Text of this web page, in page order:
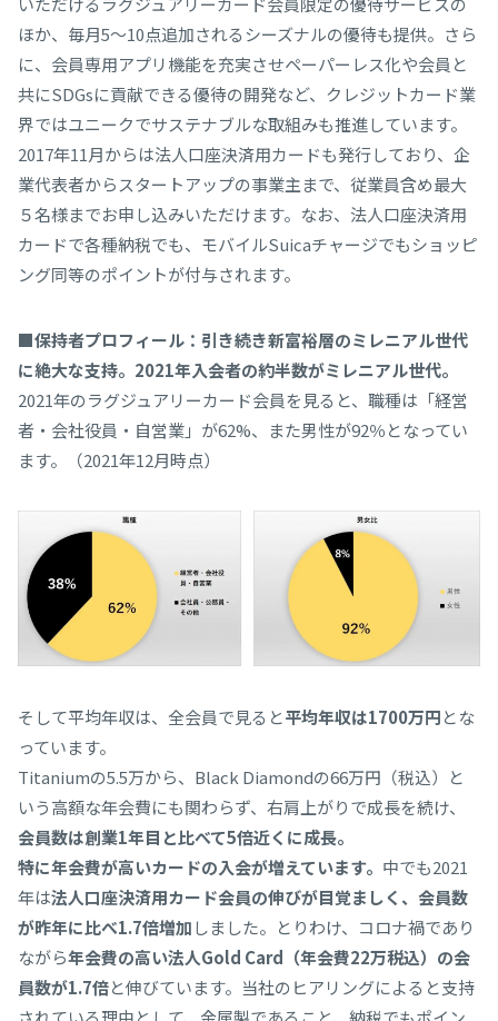
ほか、毎月5～10点追加されるシーズナルの優待も提供。さら
に、会員専用アプリ機能を充実させペーパーレス化や会員と
共にSDGsに貢献できる優待の開発など、クレジットカード業
界ではユニークでサステナブルな取組みも推進しています。
2017年11月からは法人口座決済用カードも発行しており、企
業代表者からスタートアップの事業主まで、従業員含め最大
５名様までお申し込みいただけます。なお、法人口座決済用
カードで各種納税でも、モバイルSuicaチャージでもショッピ
ング同等のポイントが付与されます。
■保持者プロフィール：引き続き新富裕層のミレニアル世代
に絶大な支持。2021年入会者の約半数がミレニアル世代。
2021年のラグジュアリーカード会員を見ると、職種は「経営
者・会社役員・自営業」が62%、また男性が92％となってい
ます。（2021年12月時点）
そして平均年収は、全会員で見ると平均年収は1700万円とな
っています。
​Titaniumの5.5万から、Black Diamondの66万円（税込）と
いう高額な年会費にも関わらず、右肩上がりで成長を続け、
会員数は創業1年目と比べて5倍近くに成長。
特に年会費が高いカードの入会が増えています。 中でも2021
年は法人口座決済用カード会員の伸びが目覚ましく、会員数
が昨年に比べ1.7倍増加しました。とりわけ、コロナ禍であり
ながら年会費の高い法人Gold Card（年会費22万税込）の会
員数が1.7倍と伸びています。当社のヒアリングによると支持